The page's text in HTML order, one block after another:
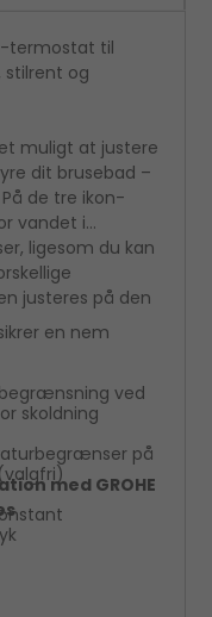
termostat til
stilrent og
muligt at justere
dit brusebad –
de tre ikon-
vandet i
ligesom du kan
justeres på den
en nem
ved
skoldning
på
med GROHE